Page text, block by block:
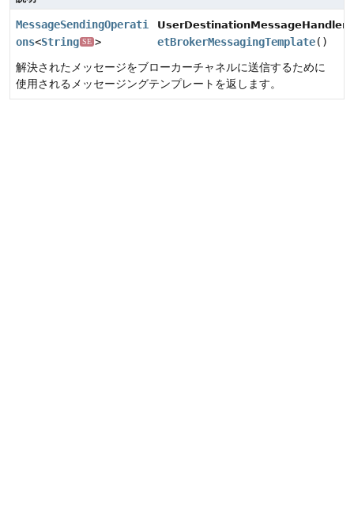
MessageSendingOperati
ons<String SE >
UserDestinationMessageHandler.
etBrokerMessagingTemplate()
解決されたメッセージをブローカーチャネルに送信するために
使用されるメッセージングテンプレートを返します。